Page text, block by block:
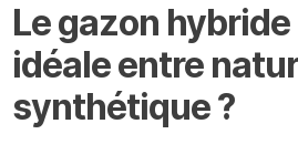
Le gazon
idéale entre
synthétique ?